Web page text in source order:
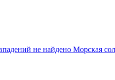
не найдено Морская